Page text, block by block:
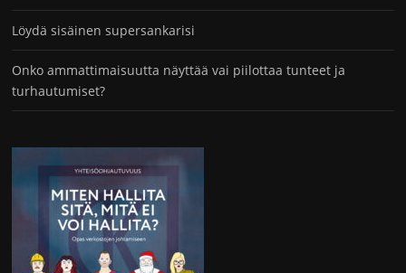
Löydä sisäinen supersankarisi
Onko ammattimaisuutta näyttää vai piilottaa tunteet ja
turhautumiset?